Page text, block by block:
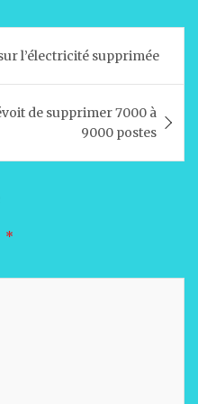
ta
g
er
l’électricité supprimée
de supprimer 7000 à
9000 postes
publiée.
*